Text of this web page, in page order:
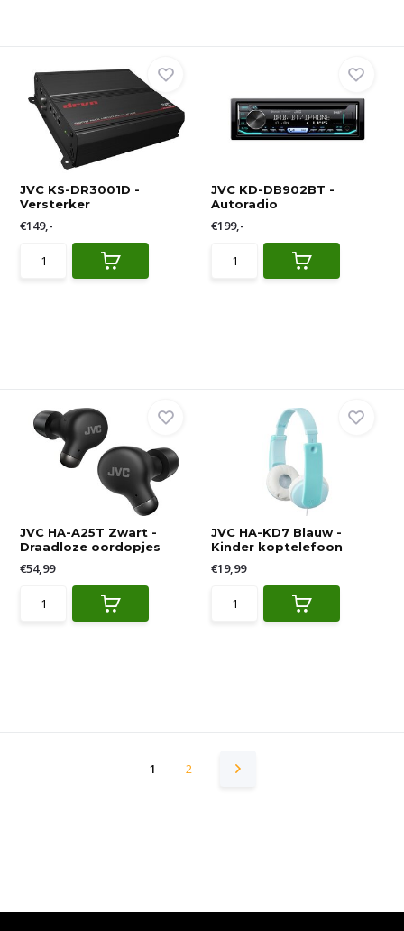
JVC KS-DR3001D -
Versterker
€149,-
JVC KD-DB902BT -
Autoradio
€199,-
JVC HA-A25T Zwart -
Draadloze oordopjes
€54,99
JVC HA-KD7 Blauw -
Kinder koptelefoon
€19,99
1 2